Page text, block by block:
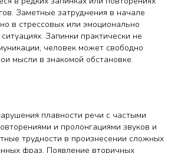
Заметные затруднения в начале
в стрессовых или эмоционально
Запинки практически не
человек может свободно
мысли в знакомой обстановке.
плавности речи с частыми
и пролонгациями звуков и
трудности в произнесении сложных
фраз. Появление вторичных